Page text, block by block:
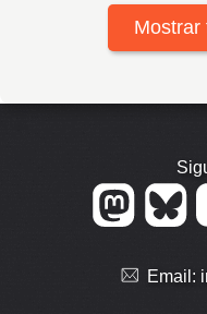
Mostrar
Email: